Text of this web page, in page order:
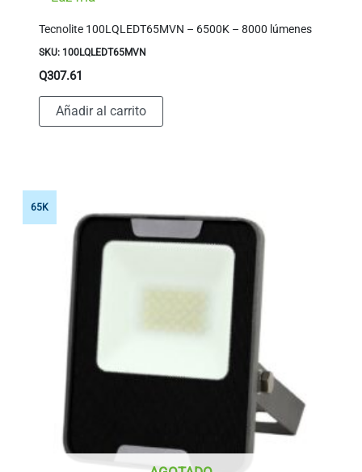
Tecnolite 100LQLEDT65MVN – 6500K – 8000 lúmenes
SKU: 100LQLEDT65MVN
Q307.61
Añadir al carrito
65K